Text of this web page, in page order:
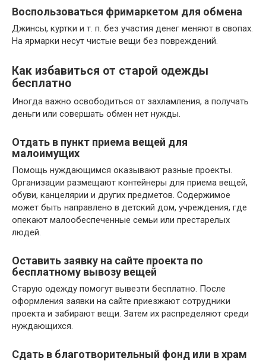
Воспользоваться фримаркетом для обмена
Джинсы, куртки и т. п. без участия денег меняют в свопах.
На ярмарки несут чистые вещи без повреждений.
Как избавиться от старой одежды
бесплатно
Иногда важно освободиться от захламления, а получать
деньги или совершать обмен нет нужды.
Отдать в пункт приема вещей для
малоимущих
Помощь нуждающимся оказывают разные проекты.
Организации размещают контейнеры для приема вещей,
обуви, канцелярии и других предметов. Содержимое
может быть направлено в детский дом, учреждения, где
опекают малообеспеченные семьи или престарелых
людей.
Оставить заявку на сайте проекта по
бесплатному вывозу вещей
Старую одежду помогут вывезти бесплатно. После
оформления заявки на сайте приезжают сотрудники
проекта и забирают вещи. Затем их распределяют среди
нуждающихся.
Сдать в благотворительный фонд или в храм